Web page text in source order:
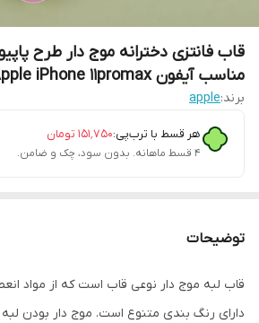
قاب فانتزی دخترانه موج دار طرح
مناسب آیفون Apple iPhone 11promax
برند:apple
هر قسط با ترب‌پی:۱۵۱٬۷۵۰ تومان
۴ قسط ماهانه. بدون سود، چک و ضامن.
توضیحات
قاب لبه موج دار نوعی قاب است که از مواد
دارای رنگ بندی متنوع است. موج دار بودن